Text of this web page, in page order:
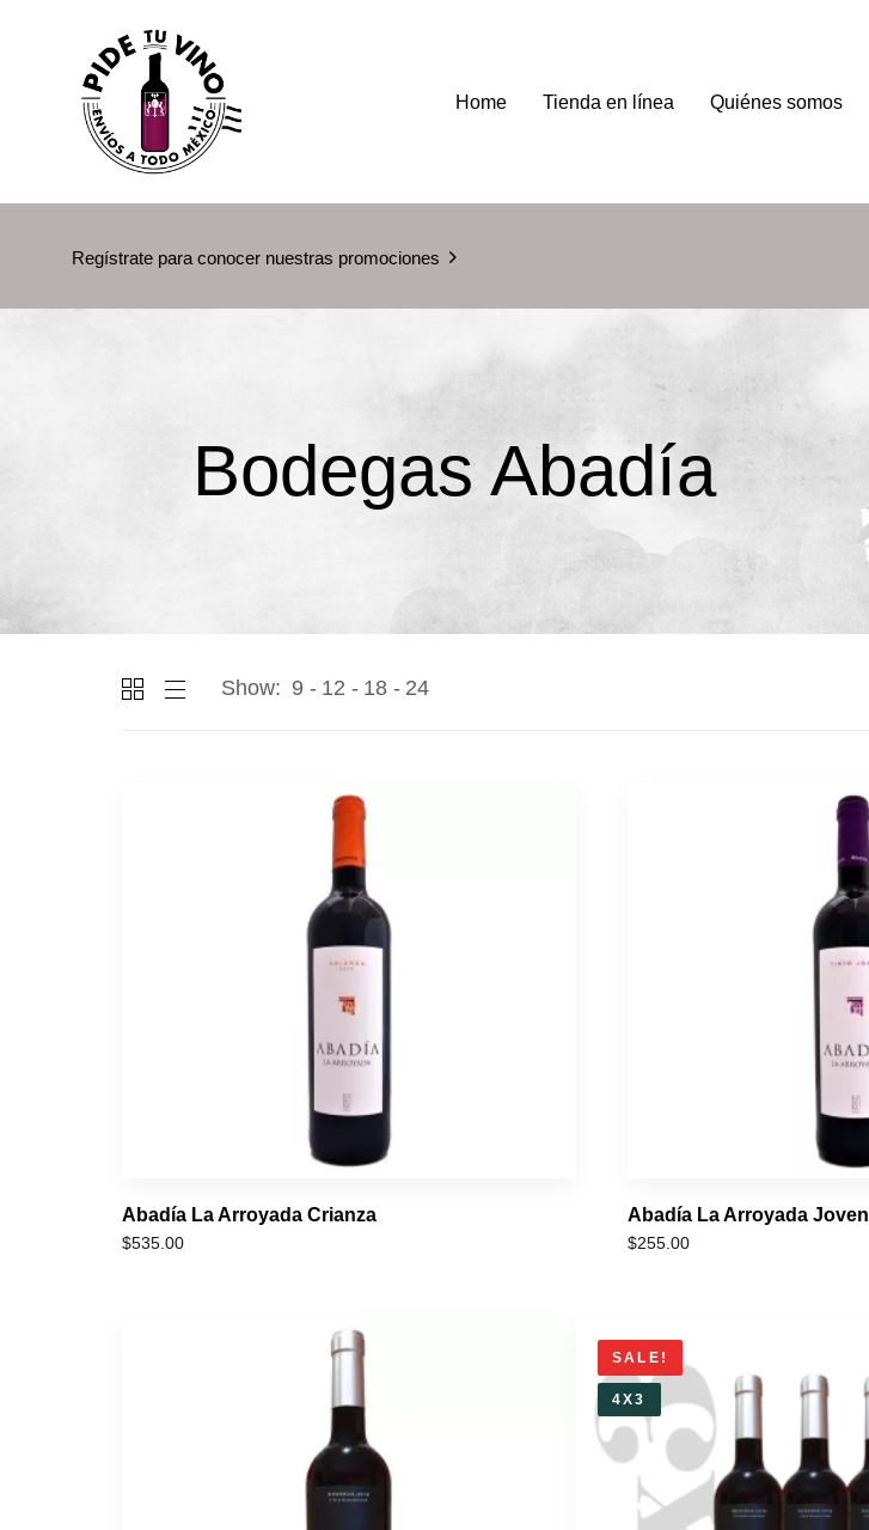
Home Tienda en línea Quiénes somos
Regístrate para conocer nuestras promociones
Bodegas Abadía
Show: 9 12 18 24
Abadía La Arroyada Crianza
$535.00
Abadía La Arroyada Joven
$255.00
SALE!
4X3